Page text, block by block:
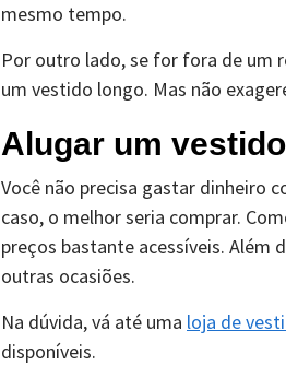
mesmo tempo.
Por outro lado, se for fora de um
um vestido longo. Mas não
Alugar um
Você não precisa gastar dinheiro
caso, o melhor seria comprar.
preços bastante acessíveis. Além
outras ocasiões.
Na dúvida, vá até uma loja de
disponíveis.